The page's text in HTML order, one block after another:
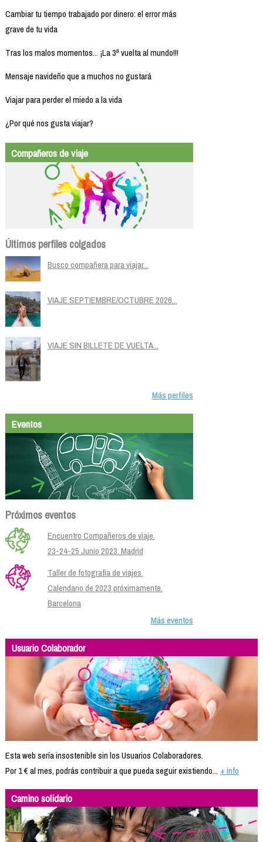
Cambiar tu tiempo trabajado por dinero: el error más
grave de tu vida
Tras los malos momentos... ¡La 3ª vuelta al mundo!!!
Mensaje navideño que a muchos no gustará
Viajar para perder el miedo a la vida
¿Por qué nos gusta viajar?
Compañeros de viaje
Últimos perfiles colgados
Busco compañera para viajar...
VIAJE SEPTIEMBRE/OCTUBRE 2026...
VIAJE SIN BILLETE DE VUELTA...
Más perfiles
Eventos
Próximos eventos
Encuentro Compañeros de viaje.
23-24-25 Junio 2023. Madrid
Taller de fotografía de viajes.
Calendario de 2023 próximamente.
Barcelona
Más eventos
Usuario Colaborador
Esta web sería insostenible sin los Usuarios Colaboradores.
Por 1 € al mes, podrás contribuir a que pueda seguir existiendo... + info
Camino solidario